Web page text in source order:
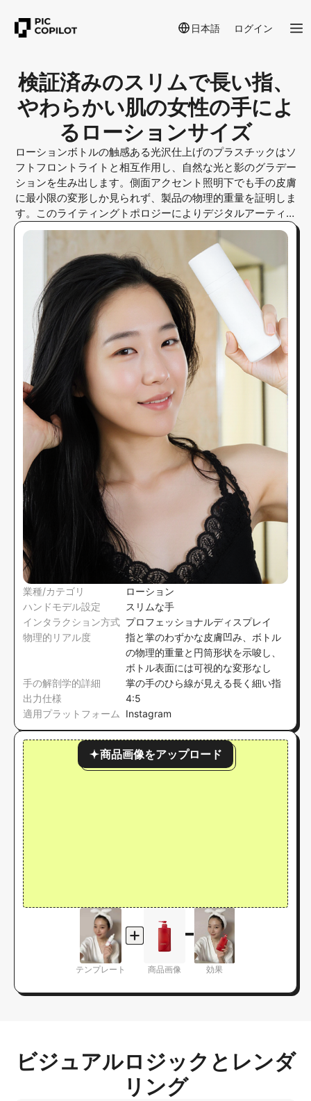
日本語 ログイン
検証済みのスリムで長い指、
やわらかい肌の女性の手によ
るローションサイズ
ローションボトルの触感ある光沢仕上げのプラスチックはソ
フトフロントライトと相互作用し、自然な光と影のグラデー
ションを生み出します。側面アクセント照明下でも手の皮膚
に最小限の変形しか見られず、製品の物理的重量を証明しま
す。このライティングトポロジーによりデジタルアーティフ
ァクトを排除し、見える接触影と皮膚の凹凸を通じて人間的
かつ有機的なリアリズムを確保します。
業種/カテゴリ
ローション
ハンドモデル設定
スリムな手
インタラクション方式 プロフェッショナルディスプレイ
物理的リアル度
指と掌のわずかな皮膚凹み、ボトル
の物理的重量と円筒形状を示唆し、
ボトル表面には可視的な変形なし
手の解剖学的詳細
掌の手のひら線が見える長く細い指
出力仕様
4:5
適用プラットフォーム
Instagram
商品画像をアップロード
テンプレート 商品画像 効果
ビジュアルロジックとレンダ
リング